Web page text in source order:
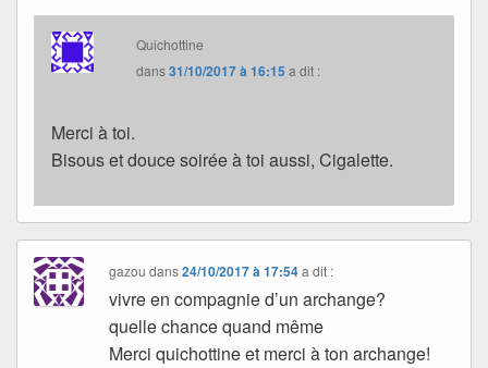
Quichottine
dans31/10/2017 à 16:15 a dit :
Merci à toi.
Bisous et douce soirée à toi aussi, Cigalette.
gazou dans24/10/2017 à 17:54 a dit :
vivre en compagnie d’un archange?
quelle chance quand même
Merci quichottine et merci à ton archange!